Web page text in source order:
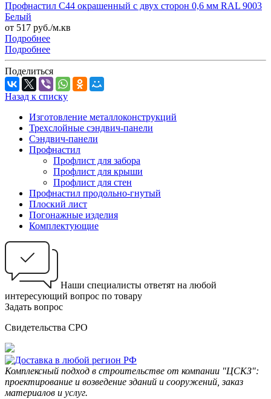
Профнастил С44 окрашенный с двух сторон 0,6 мм RAL 9003
Белый
от 517 руб./м.кв
Подробнее
Подробнее
Поделиться
Назад к списку
Изготовление металлоконструкций
Трехслойные сэндвич-панели
Сэндвич-панели
Профнастил
Профлист для забора
Профлист для крыши
Профлист для стен
Профнастил продольно-гнутый
Плоский лист
Погонажные изделия
Комплектующие
Наши специалисты ответят на любой
интересующий вопрос по товару
Задать вопрос
Свидетельства СРО
Комплексный подход в строительстве от компании "ЦСКЗ":
проектирование и возведение зданий и сооружений, заказ
материалов и услуг.